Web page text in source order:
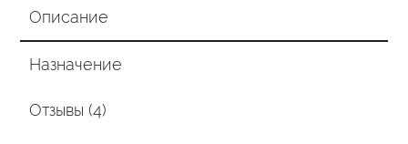
Описание
Назначение
Отзывы (4)